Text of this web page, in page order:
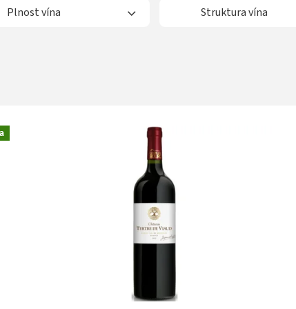
Plnost vína Struktura vína